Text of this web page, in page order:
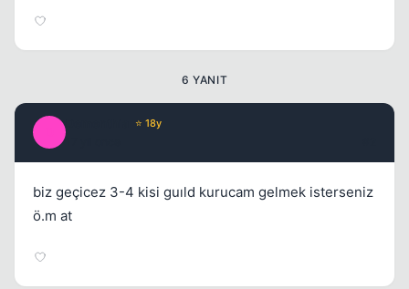
6 YANIT
⭐ 18y
biz geçicez 3-4 kisi guıld kurucam gelmek isterseniz
ö.m at